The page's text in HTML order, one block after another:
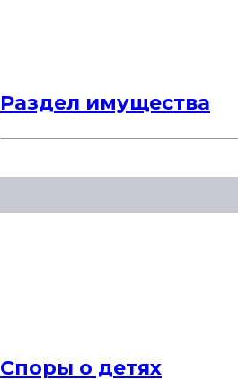
Раздел имущества
Споры о детях